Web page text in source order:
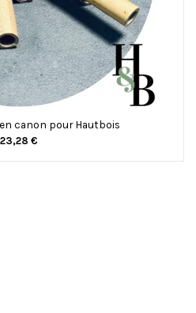
canon pour Hautbois
23,28 €